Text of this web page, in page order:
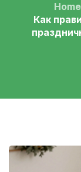
Home
Как